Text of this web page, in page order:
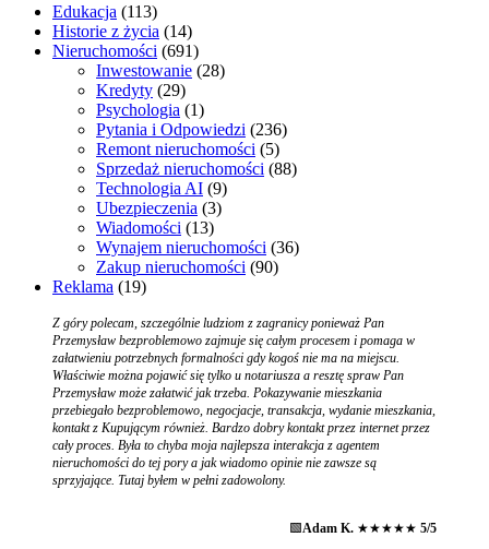
Edukacja (113)
Historie z życia (14)
Nieruchomości (691)
Inwestowanie (28)
Kredyty (29)
Psychologia (1)
Pytania i Odpowiedzi (236)
Remont nieruchomości (5)
Sprzedaż nieruchomości (88)
Technologia AI (9)
Ubezpieczenia (3)
Wiadomości (13)
Wynajem nieruchomości (36)
Zakup nieruchomości (90)
Reklama (19)
Z góry polecam, szczególnie ludziom z zagranicy ponieważ Pan
Przemysław bezproblemowo zajmuje się całym procesem i pomaga w
załatwieniu potrzebnych formalności gdy kogoś nie ma na miejscu.
Właściwie można pojawić się tylko u notariusza a resztę spraw Pan
Przemysław może załatwić jak trzeba. Pokazywanie mieszkania
przebiegało bezproblemowo, negocjacje, transakcja, wydanie mieszkania,
kontakt z Kupującym również. Bardzo dobry kontakt przez internet przez
cały proces. Była to chyba moja najlepsza interakcja z agentem
nieruchomości do tej pory a jak wiadomo opinie nie zawsze są
sprzyjające. Tutaj byłem w pełni zadowolony.
🟩Adam K. ★★★★★ 5/5